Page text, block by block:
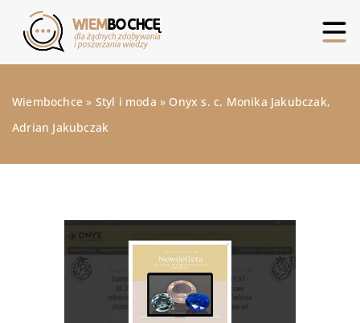
Wiembochce » Styl i moda » Onyx s. c. Monika Jakubczak,
Adrian Jakubczak